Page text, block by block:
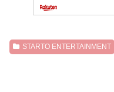
STARTO ENTERTAINMENT